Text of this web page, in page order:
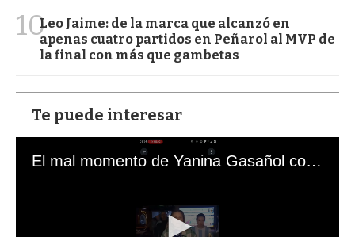
10Leo Jaime: de la marca que alcanzó en
apenas cuatro partidos en Peñarol al MVP de
la final con más que gambetas
Te puede interesar
El mal momento de Yanina Gasañol con un hincha argentino en "Subrayado"